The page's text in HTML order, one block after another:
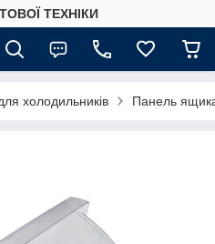
ТЕХНІКИ
холодильників Панель